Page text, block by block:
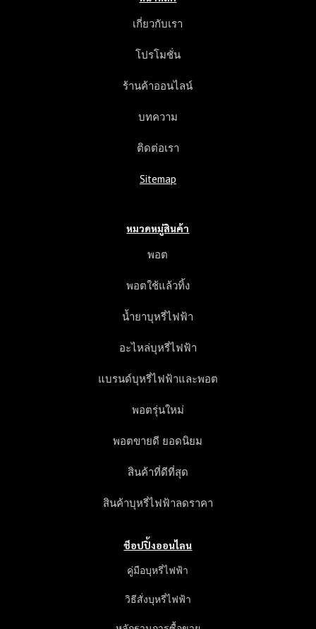
เกี่ยวกับเรา
โปรโมชั่น
ร้านค้าออนไลน์
บทความ
ติดต่อเรา
Sitemap
หมวดหมู่สินค้า
พอต
พอตใช้แล้วทิ้ง
น้ำยาบุหรี่ไฟฟ้า
อะไหล่บุหรี่ไฟฟ้า
แบรนด์บุหรี่ไฟฟ้าและพอต
พอตรุ่นใหม่
พอตขายดี ยอดนิยม
สินค้าที่ดีที่สุด
สินค้าบุหรี่ไฟฟ้าลดราคา
ช็อปปิ้งออนไลน
คู่มือบุหรี่ไฟฟ้า
วิธีสั่งบุหรี่ไฟฟ้า